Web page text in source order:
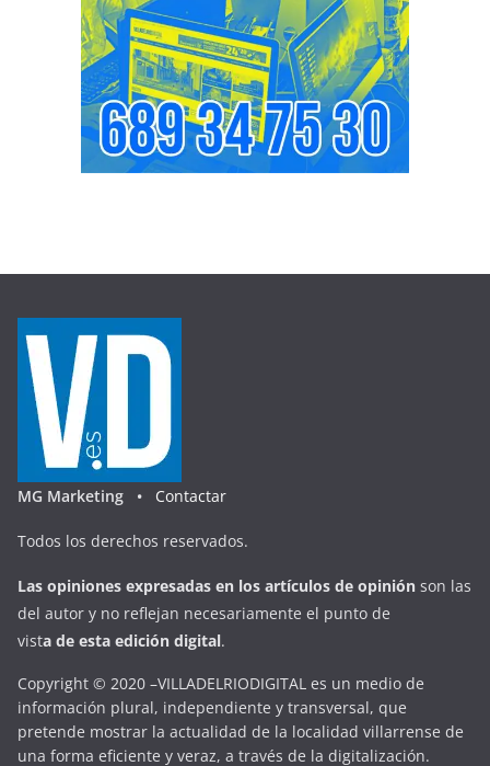
MG Marketing • Contactar
Todos los derechos reservados.
Las opiniones expresadas en los artículos de opinión son las
del autor y no reflejan necesariamente el punto de
vista de esta edición digital.
Copyright © 2020 –VILLADELRIODIGITAL es un medio de
información plural, independiente y transversal, que
pretende mostrar la actualidad de la localidad villarrense de
una forma eficiente y veraz, a través de la digitalización.